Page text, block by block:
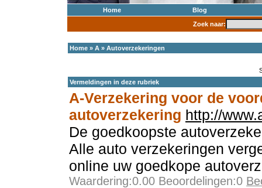
Home
Blog
Zoek naar:
Home » A » Autoverzekeringen
Vermeldingen in deze rubriek
A-Verzekering voor de
autoverzekering http://
De goedkoopste
Alle auto verzekeringen
online uw goedkope
Waardering:0.00 Beoordelingen:0